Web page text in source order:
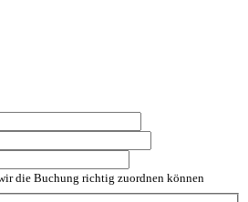
die Buchung richtig zuordnen können